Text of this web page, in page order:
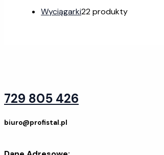
Wyciągarki22 produkty
729 805 426
biuro@profistal.pl